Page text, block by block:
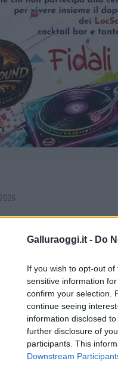
Galluraoggi.it - Do
If you wish to opt-out
sensitive information
confirm your selection.
continue seeing
information disclosed
further disclosure of
participants. This
Downstream
2026, a
la leva del
a vivere uno